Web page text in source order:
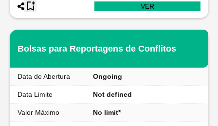
VER
Bolsas para Reportagens de Conflitos
Data de Abertura Ongoing
Data Limite Not defined
Valor Máximo No limit*